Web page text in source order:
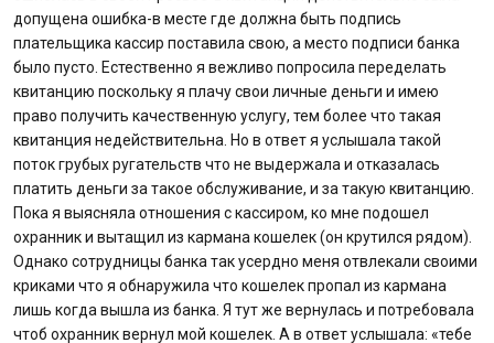
допущена ошибка-в месте где должна быть подпись
плательщика кассир поставила свою, а место подписи банка
было пусто. Естественно я вежливо попросила переделать
квитанцию поскольку я плачу свои личные деньги и имею
право получить качественную услугу, тем более что такая
квитанция недействительна. Но в ответ я услышала такой
поток грубых ругательств что не выдержала и отказалась
платить деньги за такое обслуживание, и за такую квитанцию.
Пока я выясняла отношения с кассиром, ко мне подошел
охранник и вытащил из кармана кошелек (он крутился рядом).
Однако сотрудницы банка так усердно меня отвлекали своими
криками что я обнаружила что кошелек пропал из кармана
лишь когда вышла из банка. Я тут же вернулась и потребовала
чтоб охранник вернул мой кошелек. А в ответ услышала: «тебе